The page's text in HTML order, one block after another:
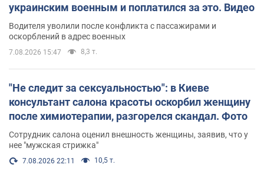
украинским военным и поплатился за это. Видео
Водителя уволили после конфликта с пассажирами и
оскорблений в адрес военных
7.08.2026 15:47 8,3 т.
"Не следит за сексуальностью": в Киеве
консультант салона красоты оскорбил женщину
после химиотерапии, разгорелся скандал. Фото
Сотрудник салона оценил внешность женщины, заявив, что у
нее "мужская стрижка"
7.08.2026 22:11 10,5 т.